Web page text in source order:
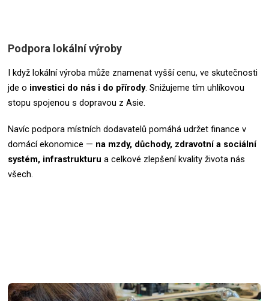
Podpora lokální výroby
I když lokální výroba může znamenat vyšší cenu, ve skutečnosti
jde o investici do nás i do přírody. Snižujeme tím uhlíkovou
stopu spojenou s dopravou z Asie.
Navíc podpora místních dodavatelů pomáhá udržet finance v
domácí ekonomice — na mzdy, důchody, zdravotní a sociální
systém, infrastrukturu a celkové zlepšení kvality života nás
všech.